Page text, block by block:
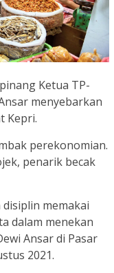
Ketua TP-
menyebarkan
Kepri.
perekonomian.
penarik becak
disiplin memakai
dalam menekan
Ansar di Pasar
2021.